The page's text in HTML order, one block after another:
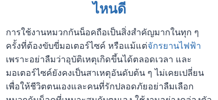
ไหนดี
การใช้งานหมวกกันน็อคถือเป็นสิ่งสำคัญมากในทุก ๆ
ครั้งที่ต้องขับขี่มอเตอร์ไซค์ หรือแม้แต่จักรยานไฟฟ้า
เพราะอย่าลืมว่าอุบัติเหตุเกิดขึ้นได้ตลอดเวลา และ
มอเตอร์ไซค์ยังคงเป็นสาเหตุอันดับต้น ๆ ไม่เคยเปลี่ยน
เพื่อให้ชีวิตตนเองและคนที่รักปลอดภัยอย่าลืมเลือก